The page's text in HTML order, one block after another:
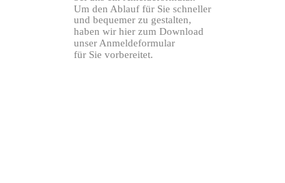
Um den Ablauf für Sie schneller
und bequemer zu gestalten,
haben wir hier zum Download
unser Anmeldeformular
für Sie vorbereitet.